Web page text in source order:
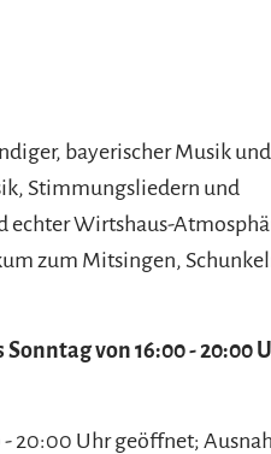
bayerischer Musik und
Stimmungsliedern und
echter Wirtshaus-
zum Mitsingen,
von 16:00 - 20:00
20:00 Uhr geöffnet;